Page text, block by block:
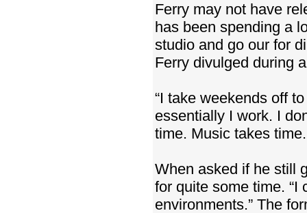
Ferry may not have
has been spending a
studio and go our for
Ferry divulged during
“I take weekends off
essentially I work. I
time. Music takes
When asked if he still
for quite some time. “I
environments.” The